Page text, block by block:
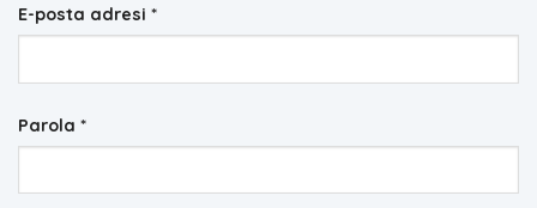
E-posta adresi *Gerekli
Parola *Gerekli